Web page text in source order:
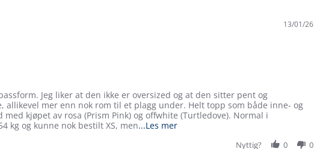
13/01/26
Jeg liker at den ikke er oversized og at den sitter pent og
allikevel mer enn nok rom til et plagg under. Helt topp som både inne- og
kjøpet av rosa (Prism Pink) og offwhite (Turtledove). Normal i
kg og kunne nok bestilt XS, men...Les merRead
Nyttig? 0 0